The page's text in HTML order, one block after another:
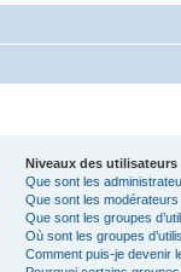
Niveaux des
Que sont les
Que sont les modérateurs
Que sont les groupes
Où sont les groupes
Comment puis-je devenir